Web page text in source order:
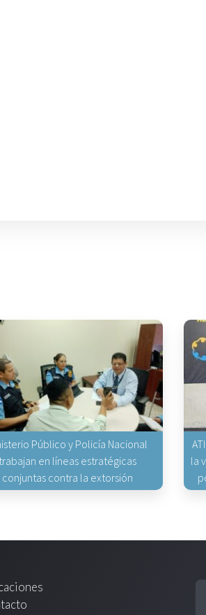
Público y Policía Nacional
trabajan en líneas estratégicas
conjuntas contra la extorsión
la